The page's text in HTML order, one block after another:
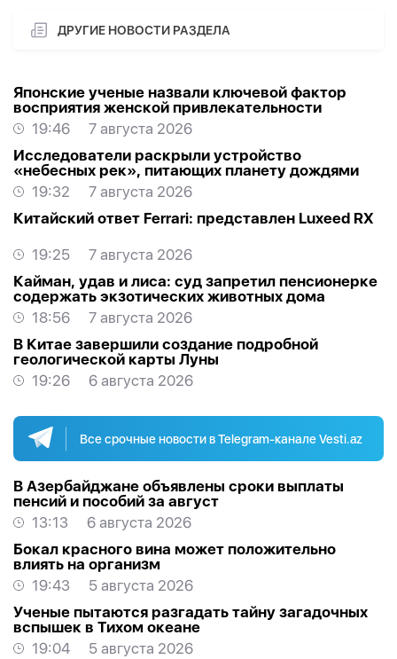
ДРУГИЕ НОВОСТИ РАЗДЕЛА
Японские ученые назвали ключевой фактор
восприятия женской привлекательности
19:46
7 августа 2026
Исследователи раскрыли устройство
«небесных рек», питающих планету дождями
19:32
7 августа 2026
Китайский ответ Ferrari: представлен Luxeed RX
19:25
7 августа 2026
Кайман, удав и лиса: суд запретил пенсионерке
содержать экзотических животных дома
18:56
7 августа 2026
В Китае завершили создание подробной
геологической карты Луны
19:26
6 августа 2026
Все срочные новости в Telegram-канале Vesti.az
В Азербайджане объявлены сроки выплаты
пенсий и пособий за август
13:13
6 августа 2026
Бокал красного вина может положительно
влиять на организм
19:43
5 августа 2026
Ученые пытаются разгадать тайну загадочных
вспышек в Тихом океане
19:04
5 августа 2026